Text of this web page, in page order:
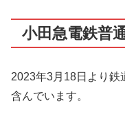
小田急電鉄普
2023年3月18日より鉄
含んでいます。